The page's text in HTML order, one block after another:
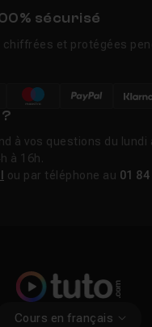
sécurisé
et protégées
à vos questions du lundi
à 16h.
ou par téléphone au 01
Cours en français